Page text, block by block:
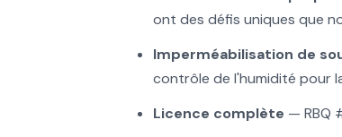
ont des défis uniques que
Imperméabilisation de
contrôle de l'humidité pour
Licence complète — RBQ